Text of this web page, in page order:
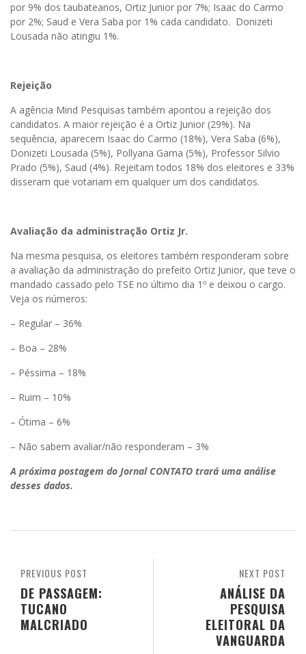
por 9% dos taubateanos, Ortiz Junior por 7%; Isaac do Carmo
por 2%; Saud e Vera Saba por 1% cada candidato. Donizeti
Lousada não atingiu 1%.
Rejeição
A agência Mind Pesquisas também apontou a rejeição dos
candidatos. A maior rejeição é a Ortiz Junior (29%). Na
sequência, aparecem Isaac do Carmo (18%), Vera Saba (6%),
Donizeti Lousada (5%), Pollyana Gama (5%), Professor Silvio
Prado (5%), Saud (4%). Rejeitam todos 18% dos eleitores e 33%
disseram que votariam em qualquer um dos candidatos.
Avaliação da administração Ortiz Jr.
Na mesma pesquisa, os eleitores também responderam sobre
a avaliação da administração do prefeito Ortiz Junior, que teve o
mandado cassado pelo TSE no último dia 1º e deixou o cargo.
Veja os números:
– Regular – 36%
– Boa – 28%
– Péssima – 18%
– Ruim – 10%
– Ótima – 6%
– Não sabem avaliar/não responderam – 3%
A próxima postagem do Jornal CONTATO trará uma análise
desses dados.
NEXT POST
ANÁLISE DA
PESQUISA
ELEITORAL DA
VANGUARDA
PREVIOUS POST
DE PASSAGEM:
TUCANO
MALCRIADO